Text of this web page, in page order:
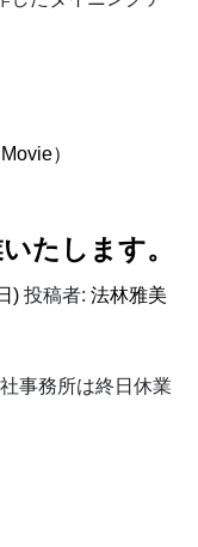
）
たします。
) 投稿者: 法林雅美
事務所は終日休業